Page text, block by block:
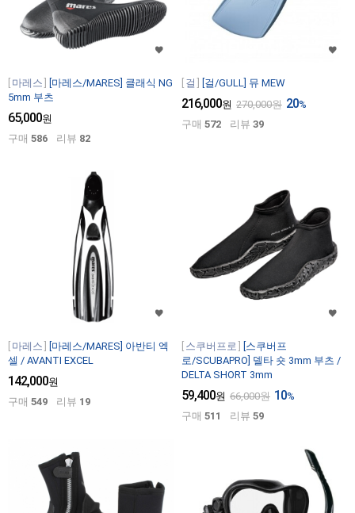
마레스
[마레스/MARES] 클래식 NG
5mm 부츠
65,000원
구매 586 리뷰 82
걸 [걸/GULL] 뮤 MEW
216,000원 270,000원 20%
구매 572 리뷰 39
마레스
[마레스/MARES] 아반티 엑
셀 / AVANTI EXCEL
142,000원
구매 549 리뷰 19
스쿠버프로
[스쿠버프
로/SCUBAPRO] 델타 숏 3mm 부츠 /
DELTA SHORT 3mm
59,400원 66,000원 10%
구매 511 리뷰 59